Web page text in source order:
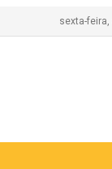
sexta-